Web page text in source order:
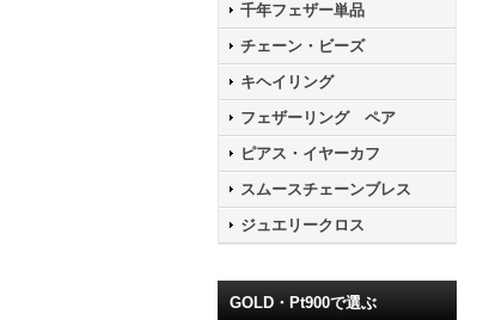
千年フェザー単品
チェーン・ビーズ
キヘイリング
フェザーリング ペア
ピアス・イヤーカフ
スムースチェーンブレス
ジュエリークロス
GOLD・Pt900で選ぶ